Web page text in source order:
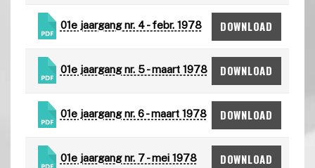
01e jaargang nr. 4 - febr. 1978 DOWNLOAD
01e jaargang nr. 5 - maart 1978 DOWNLOAD
01e jaargang nr. 6 - maart 1978 DOWNLOAD
01e jaargang nr. 7 - mei 1978 DOWNLOAD